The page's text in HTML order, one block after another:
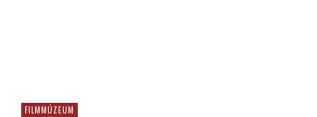
FILMMÚZEUM